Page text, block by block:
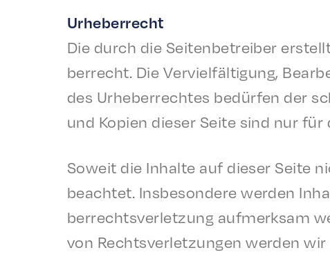
Urhe­ber­recht
Die durch die Seit­en­be­treiber
ber­recht. Die Vervielfäl­ti­gung,
des Urhe­ber­recht­es bedür­fen der
und Kopi­en dieser Seite sind nur
Soweit die Inhalte auf dieser Seite
beachtet. Insbeson­dere werden
ber­rechtsver­let­zung aufmerk­sam
von Rechtsver­let­zun­gen werden